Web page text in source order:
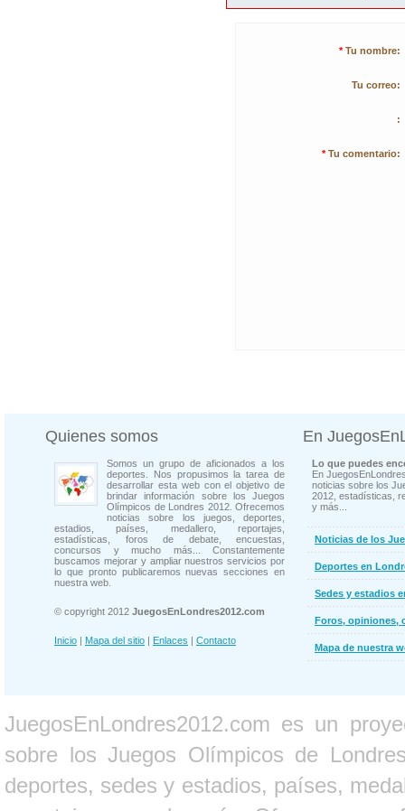
* Tu nombre:
Tu correo:
:
* Tu comentario:
Quienes somos
Somos un grupo de aficionados a los
deportes. Nos propusimos la tarea de
desarrollar esta web con el objetivo de
brindar información sobre los Juegos
Olímpicos de Londres 2012. Ofrecemos
noticias sobre los juegos, deportes,
estadios, países, medallero, reportajes,
estadísticas, foros de debate, encuestas,
concursos y mucho más... Constantemente
buscamos mejorar y ampliar nuestros servicios por
lo que pronto publicaremos nuevas secciones en
nuestra web.
© copyright 2012 JuegosEnLondres2012.com
Inicio | Mapa del sitio | Enlaces | Contacto
En
Lo que puedes
En
noticias sobre los
2012, estadísticas,
y más...
Noticias de los
Deportes en
Sedes y estadios
Foros, opiniones,
Mapa de nuestra
JuegosEnLondres2012.com es un
sobre los Juegos Olímpicos de
deportes, sedes y estadios, países,